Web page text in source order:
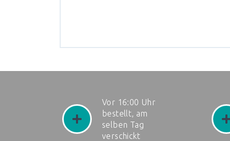
Vor 16:00 Uhr
bestellt, am
selben Tag
verschickt